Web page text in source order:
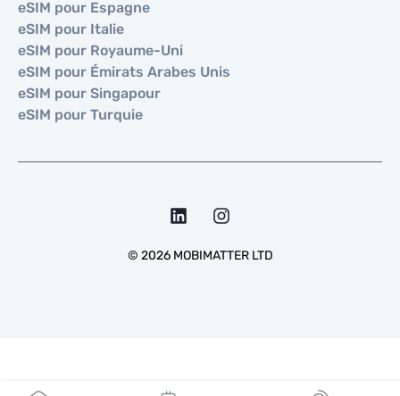
eSIM pour Espagne
eSIM pour Italie
eSIM pour Royaume-Uni
eSIM pour Émirats Arabes Unis
eSIM pour Singapour
eSIM pour Turquie
© 2026MOBIMATTER LTD